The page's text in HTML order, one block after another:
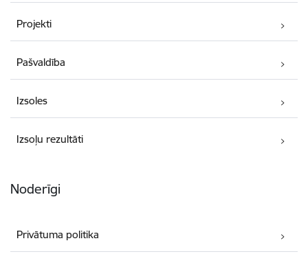
Projekti
Pašvaldība
Izsoles
Izsoļu rezultāti
Noderīgi
Privātuma politika